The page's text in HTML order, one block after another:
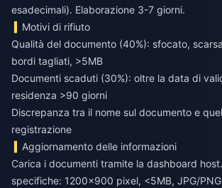
esadecimali). Elaborazione 3-7 giorni.
Motivi di rifiuto
Qualità del documento (40%): sfocato,
bordi tagliati, >5MB
Documenti scaduti (30%): oltre la data di
residenza >90 giorni
Discrepanza tra il nome sul documento e
registrazione
Aggiornamento delle informazioni
Carica i documenti tramite la dashboard
specifiche: 1200x900 pixel, <5MB, JPG/